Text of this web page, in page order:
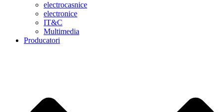
electrocasnice
electronice
IT&C
Multimedia
Producatori